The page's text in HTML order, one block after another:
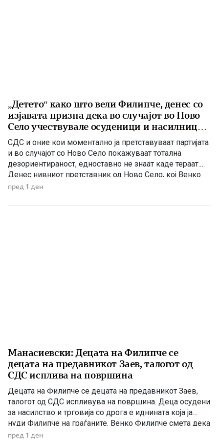
„Детето“ како што вели Филипче, денес со
изјавата призна дека во случајот во Ново
Село учествувале осуденици и насилници,
ова е талогот на Македонија
СДС и оние кои моментално ја претставуваат партијата
и во случајот со Ново Село покажуваат тотална
дезориентираност, едноставно не знаат каде тераат.
Денес нивниот претставник од Ново Село, кој Венко
Филипче го нарекува дете или воопшто учесниците во
ги нарече деца, јавно призна дека е насилник и
пред 1 ден
Манасиевски: Децата на Филипче се
децата на предавникот Заев, талогот од
СДС исплива на површина
Децата на Филипче се децата на предавникот Заев,
талогот од СДС испливува на површина. Деца осудени
за насилство и трговија со дрога е иднината која ја
нуди Филипче на граѓаните. Венко Филипче смета дека
со насилници и лица корисници на наркотични
пред 1 ден